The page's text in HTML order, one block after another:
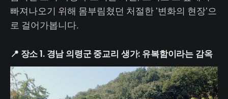
빠져나오기 위해 몸부림쳤던 처절한 '변화의 현장'으
로 걸어가봅니다.
📍 장소 1. 경남 의령군 중교리 생가: 유복함이라는 감옥